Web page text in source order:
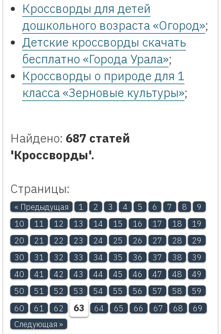
Кроссворды для детей
дошкольного возраста «Огород»;
Детские кроссворды скачать
бесплатно «Города Урала»;
Кроссворды о природе для 1
класса «Зерновые культуры»;
Найдено: 687 статей
'Кроссворды'.
Страницы:
« Предыдущая 1 2 3 4 5 6 7 8
9
10
11 12 13 14 15 16 17 18
19
20
21 22 23 24 25 26 27 28
29
30
31 32 33 34 35 36 37 38
39
40
41 42 43 44 45 46 47 48
49
50
51 52 53 54 55 56 57 58
59
60
61 62 63 64 65 66 67 68
69
Следующая »